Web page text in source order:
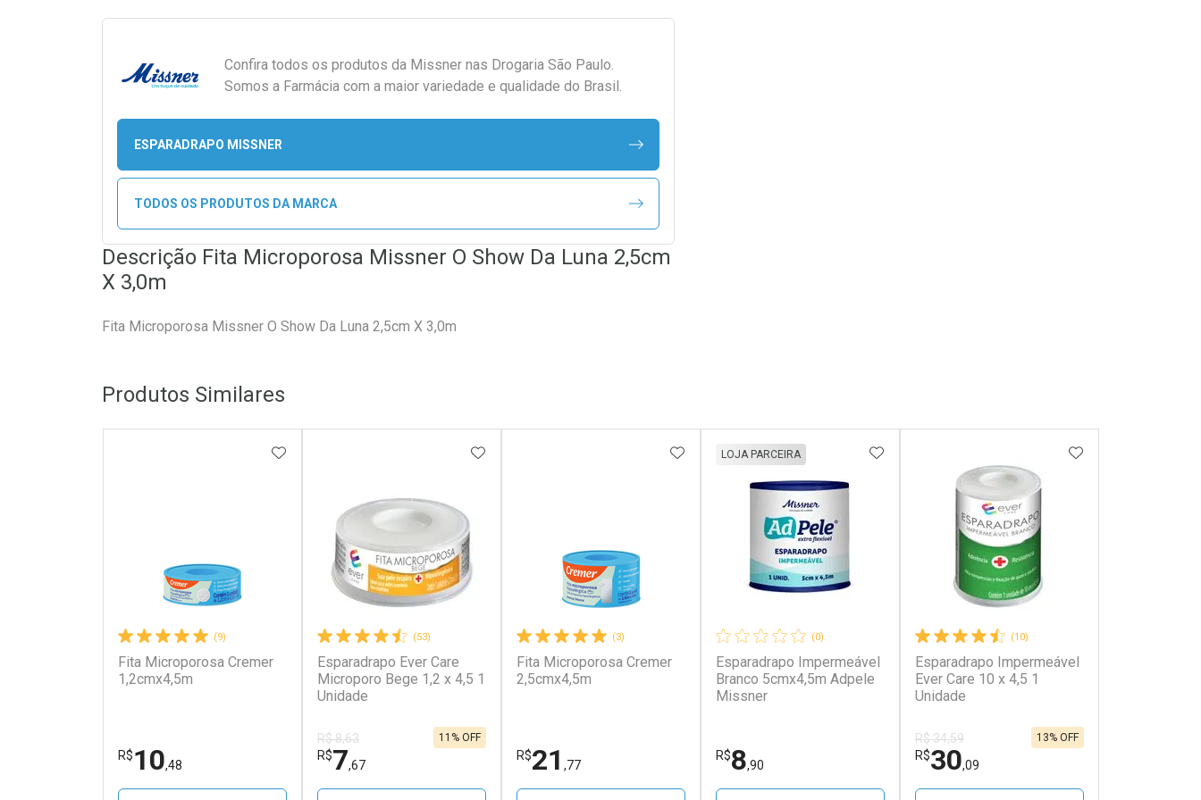
Confira todos os produtos da Missner nas Drogaria São Paulo.
Somos a Farmácia com a maior variedade e qualidade do Brasil.
ESPARADRAPO MISSNER
TODOS OS PRODUTOS DA MARCA
Descrição Fita Microporosa Missner O Show Da Luna 2,5cm
X 3,0m
Fita Microporosa Missner O Show Da Luna 2,5cm X 3,0m
Produtos Similares
(9)
Fita Microporosa Cremer
1,2cmx4,5m
R$10,48
ADICIONAR AOS FAVORITOS
(53)
Esparadrapo Ever Care
Microporo Bege 1,2 x 4,5 1
Unidade
R$ 8,63
R$7,67
11% OFF
ADICIONAR AOS FAVORITOS
(3)
Fita Microporosa Cremer
2,5cmx4,5m
R$21 ,77
ADICIONAR AOS FAVORITOS
(0)
Esparadrapo Impermeável
Branco 5cmx4,5m Adpele
Missner
LOJA PARCEIRA
R$8,90
ADICIONAR AOS FAVORITOS
(10)
Esparadrapo Impermeável
Ever Care 10 x 4,5 1
Unidade
R$ 34,59
R$30,09
13% OFF
ADICIONAR AOS